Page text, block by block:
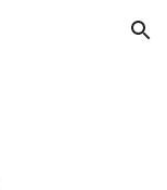
Skip to navigation